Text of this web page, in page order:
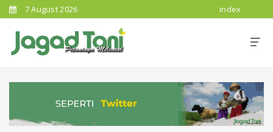
7 August 2026 index